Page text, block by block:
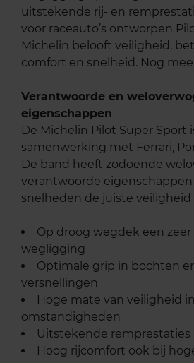
uitstekende rij- en
voor raceauto’s ontworpen
Michelin belooft veiligheid,
comfort en snelheid. Nog
Verantwoorde en
eigenschappen
De Michelin Pilot Super Sport
samenwerking met Ferrari,
De band heeft zodoende
verantwoorde
snelheden de juiste veiligheid
Op droog wegdek een zeer
wegligging
Optimale grip in bochten
versnellingen
Hoge mate van veiligheid
omstandigheden
Uitstekende remprestaties
Hoog rijcomfort ook bij